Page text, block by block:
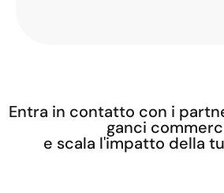
Entra in contatto con i
ganci
e scala l'impatto della